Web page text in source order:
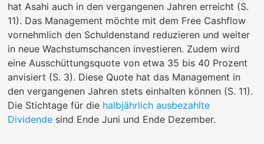
hat Asahi auch in den vergangenen Jahren erreicht (S.
11). Das Management möchte mit dem Free Cashflow
vornehmlich den Schuldenstand reduzieren und weiter
in neue Wachstumschancen investieren. Zudem wird
eine Ausschüttungsquote von etwa 35 bis 40 Prozent
anvisiert (S. 3). Diese Quote hat das Management in
den vergangenen Jahren stets einhalten können (S. 11).
Die Stichtage für die halbjährlich ausbezahlte
Dividende sind Ende Juni und Ende Dezember.